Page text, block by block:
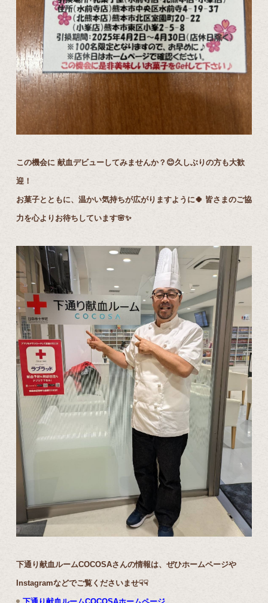
この機会に 献血デビューしてみませんか？😊久しぶりの方も大歓
迎！
お菓子とともに、温かい気持ちが広がりますように🍀 皆さまのご協
力を心よりお待ちしています🌸✨
下通り献血ルームCOCOSAさんの情報は、ぜひホームページや
Instagramなどでご覧くださいませ☟☟